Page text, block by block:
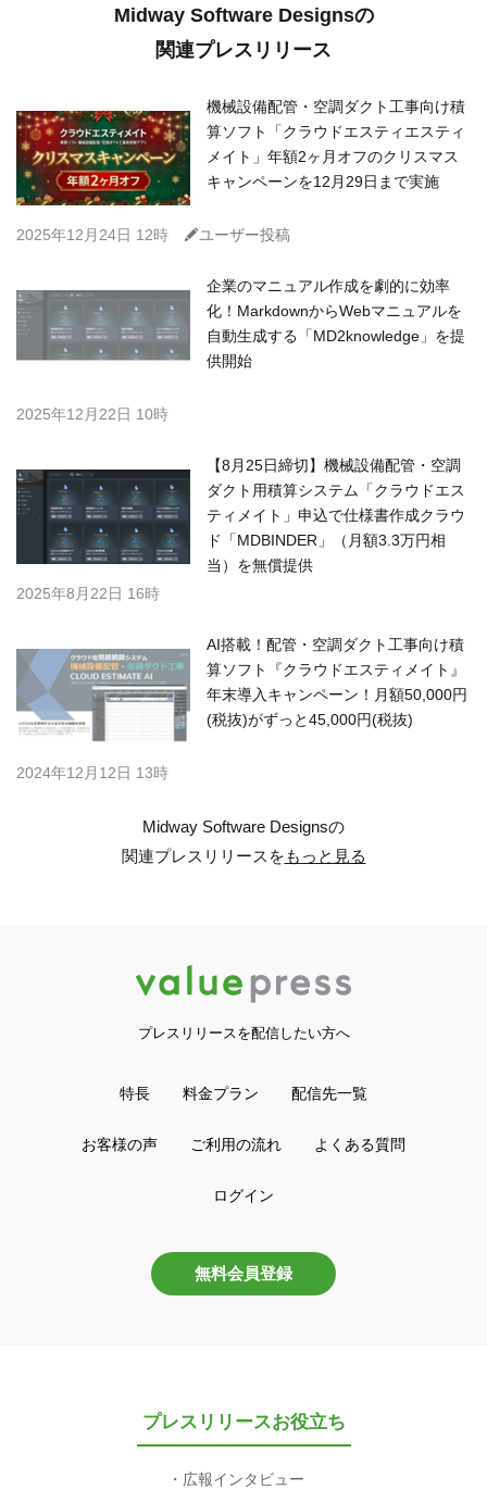
Midway Software Designsの
関連プレスリリース
機械設備配管・空調ダクト工事向け積
算ソフト「クラウドエスティエスティ
メイト」年額2ヶ月オフのクリスマス
キャンペーンを12月29日まで実施
2025年12月24日 12時 Cユーザー投稿
企業のマニュアル作成を劇的に効率
化！MarkdownからWebマニュアルを
自動生成する「MD2knowledge」を提
供開始
2025年12月22日 10時
【8月25日締切】機械設備配管・空調
ダクト用積算システム「クラウドエス
ティメイト」申込で仕様書作成クラウ
ド「MDBINDER」（月額3.3万円相
当）を無償提供
2025年8月22日 16時
AI搭載！配管・空調ダクト工事向け積
算ソフト『クラウドエスティメイト』
年末導入キャンペーン！月額50,000円
(税抜)がずっと45,000円(税抜)
2024年12月12日 13時
Midway Software Designsの
関連プレスリリースをもっと見る
プレスリリースを配信したい方へ
特長 料金プラン 配信先一覧
お客様の声 ご利用の流れ よくある質問
ログイン
無料会員登録
プレスリリースお役立ち
広報インタビュー